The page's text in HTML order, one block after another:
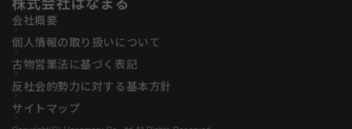
会社概要
個人情報の取り扱いについて
古物営業法に基づく表記
反社会的勢力に対する基本方針
サイトマップ